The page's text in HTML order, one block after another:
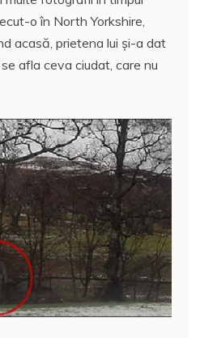
er
e
st
rt
aj
e
z
ă
o în North Yorkshire,
acasă, prietena lui şi-a dat
afla ceva ciudat, care nu